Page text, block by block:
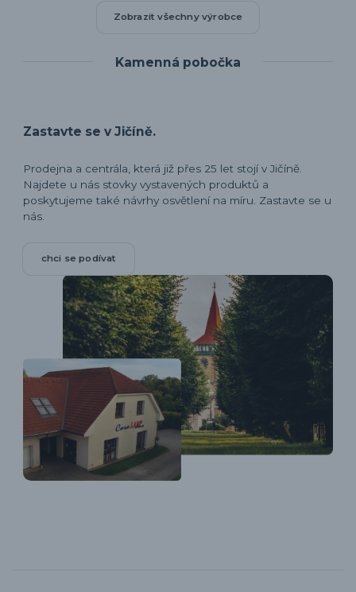
Zobrazit všechny výrobce
Kamenná pobočka
Zastavte se v Jičíně.
Prodejna a centrála, která již přes 25 let stojí v Jičíně.
Najdete u nás stovky vystavených produktů a
poskytujeme také návrhy osvětlení na míru. Zastavte se u
nás.
chci se podívat